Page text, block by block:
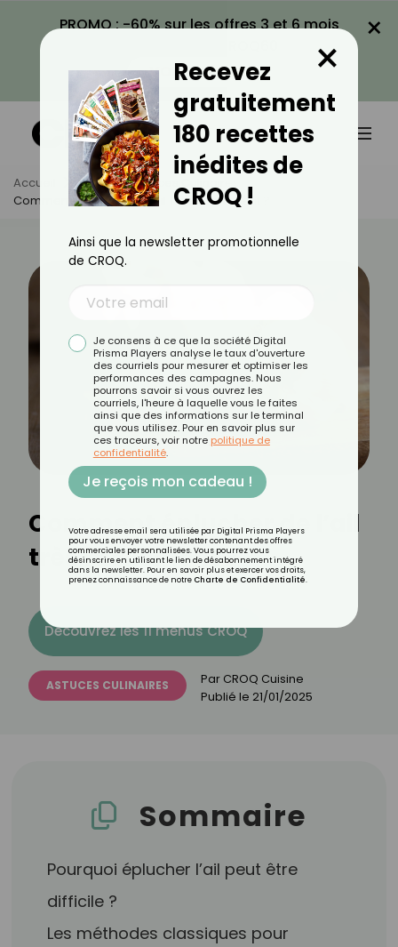
PROMO : -60% sur les offres 3 et 6 mois
VOIR LA PROMO
×
Accueil Actus
Astuces Culinaires
Comment Éplucher De L’ail Très Facilement ?
Comment éplucher de l’ail
très facilement ?
Découvrez les 11 menus CROQ
ASTUCES CULINAIRES Par CROQ Cuisine
Publié le 21/01/2025
Sommaire
Pourquoi éplucher l’ail peut être
difficile ?
Les méthodes classiques pour
Recevez
gratuitement
180 recettes
inédites de
CROQ !
×
Ainsi que la newsletter promotionnelle
de CROQ.
Je consens à ce que la société Digital
Prisma Players analyse le taux d'ouverture
des courriels pour mesurer et optimiser les
performances des campagnes. Nous
pourrons savoir si vous ouvrez les
courriels, l'heure à laquelle vous le faites
ainsi que des informations sur le terminal
que vous utilisez. Pour en savoir plus sur
ces traceurs, voir notre politique de
confidentialité.
Je reçois mon cadeau !
Votre adresse email sera utilisée par Digital Prisma Players
pour vous envoyer votre newsletter contenant des offres
commerciales personnalisées. Vous pourrez vous
désinscrire en utilisant le lien de désabonnement intégré
dans la newsletter. Pour en savoir plus et exercer vos droits,
prenez connaissance de notre Charte de Confidentialité.